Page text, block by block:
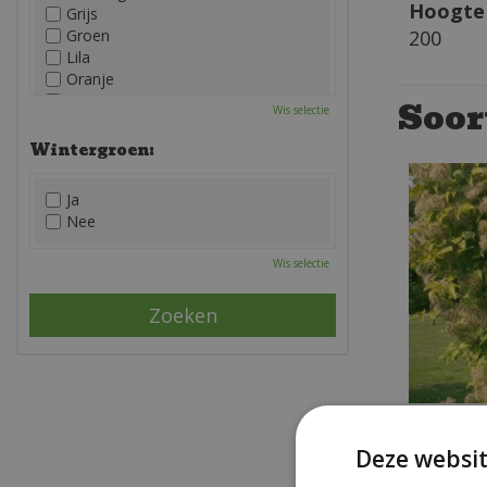
Hoogte
200
Grijs
Groen
Lila
Oranje
Roze
Wis selectie
Wintergroen:
Ja
Nee
Wis selectie
Deze